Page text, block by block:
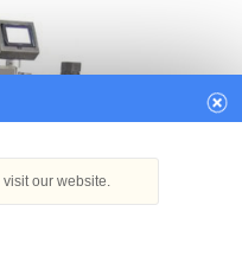
our website.